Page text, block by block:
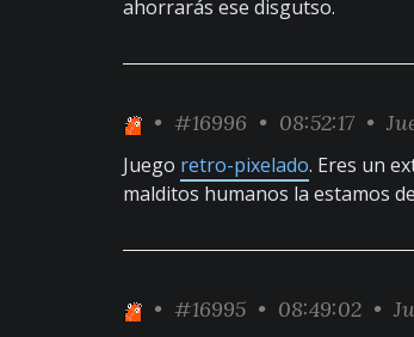
ahorrarás ese disgutso.
• #16996 • 08:52:17 •
Juego retro-pixelado. Eres un
malditos humanos la estamos
• #16995 • 08:49:02 •